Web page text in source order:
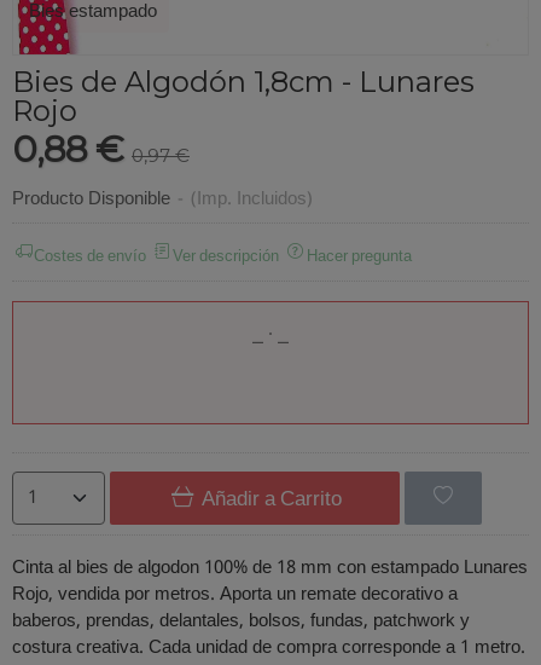
Bies estampado
Bies de Algodón 1,8cm - Lunares
Rojo
0,88 € 0,97 €
Producto Disponible - (Imp. Incluidos)
Costes de envío Ver descripción Hacer pregunta
Añadir a Carrito
Cinta al bies de algodon 100% de 18 mm con estampado Lunares
Rojo, vendida por metros. Aporta un remate decorativo a
baberos, prendas, delantales, bolsos, fundas, patchwork y
costura creativa. Cada unidad de compra corresponde a 1 metro.